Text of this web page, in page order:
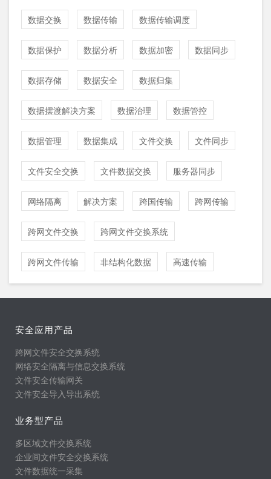
数据交换 数据传输 数据传输调度
数据保护 数据分析 数据加密 数据同步
数据存储 数据安全 数据归集
数据摆渡解决方案 数据治理 数据管控
数据管理 数据集成 文件交换 文件同步
文件安全交换 文件数据交换 服务器同步
网络隔离 解决方案 跨国传输 跨网传输
跨网文件交换 跨网文件交换系统
跨网文件传输 非结构化数据 高速传输
安全应用产品
跨网文件安全交换系统
网络安全隔离与信息交换系统
文件安全传输网关
文件安全导入导出系统
业务型产品
多区域文件交换系统
企业间文件安全交换系统
文件数据统一采集